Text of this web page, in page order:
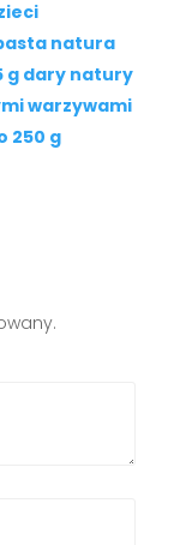
natura
g dary natury
warzywami
250 g